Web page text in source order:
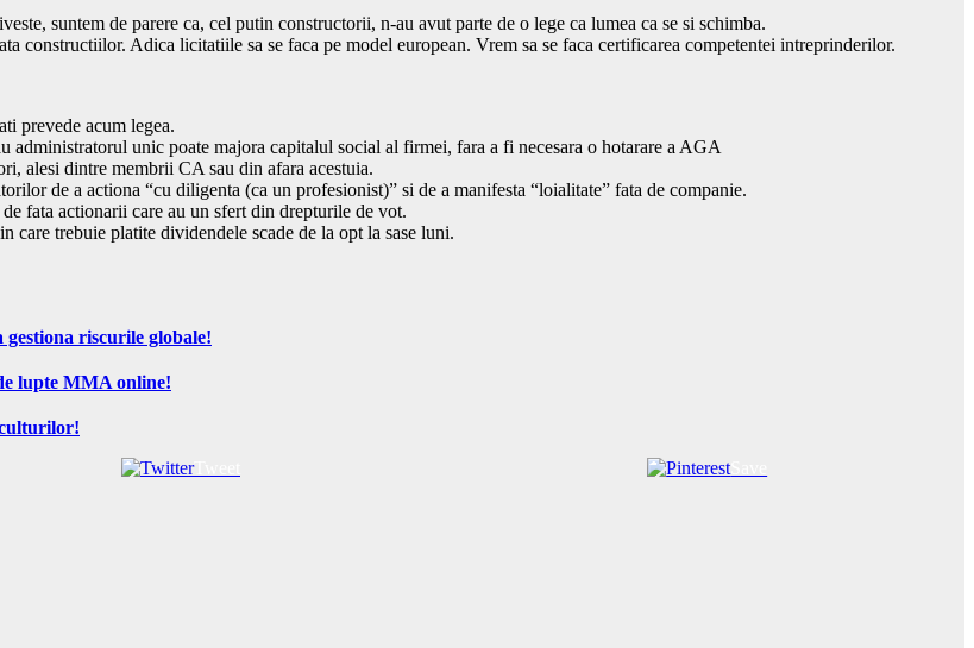
suntem de parere ca, cel putin constructorii, n-au avut parte de o lege ca lumea ca se si schimba.
constructiilor. Adica licitatiile sa se faca pe model european. Vrem sa se faca certificarea competentei intreprinderilor.
prevede acum legea.
administratorul unic poate majora capitalul social al firmei, fara a fi necesara o hotarare a AGA
alesi dintre membrii CA sau din afara acestuia.
de a actiona “cu diligenta (ca un profesionist)” si de a manifesta “loialitate” fata de companie.
fata actionarii care au un sfert din drepturile de vot.
trebuie platite dividendele scade de la opt la sase luni.
riscurile globale!
lupte MMA online!
Tweet